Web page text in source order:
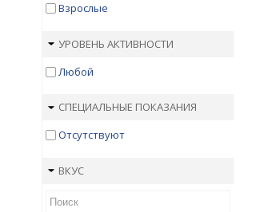
Взрослые
УРОВЕНЬ АКТИВНОСТИ
Любой
СПЕЦИАЛЬНЫЕ ПОКАЗАНИЯ
Отсутствуют
ВКУС